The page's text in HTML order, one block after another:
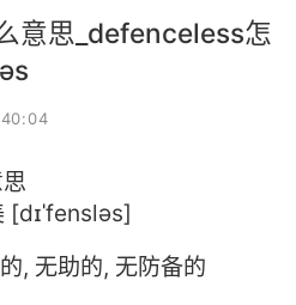
意思_defenceless怎
[dɪˈfensləs]
, 无助的, 无防备的